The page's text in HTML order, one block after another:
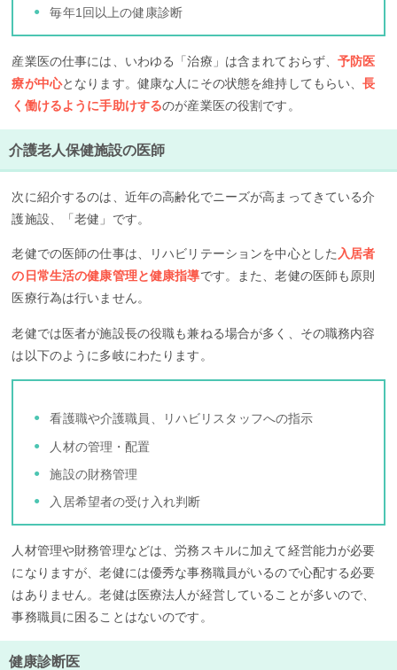
毎年1回以上の健康診断
産業医の仕事には、いわゆる「治療」は含まれておらず、予防医
療が中心となります。健康な人にその状態を維持してもらい、長
く働けるように手助けするのが産業医の役割です。
介護老人保健施設の医師
次に紹介するのは、近年の高齢化でニーズが高まってきている介
護施設、「老健」です。
老健での医師の仕事は、リハビリテーションを中心とした 入居者
の日常生活の健康管理と健康指導です。また、老健の医師も原則
医療行為は行いません。
老健では医者が施設長の役職も兼ねる場合が多く、その職務内容
は以下のように多岐にわたります。
看護職や介護職員、リハビリスタッフへの指示
人材の管理・配置
施設の財務管理
入居希望者の受け入れ判断
人材管理や財務管理などは、労務スキルに加えて経営能力が必要
になりますが、老健には優秀な事務職員がいるので心配する必要
はありません。老健は医療法人が経営していることが多いので、
事務職員に困ることはないのです。
健康診断医